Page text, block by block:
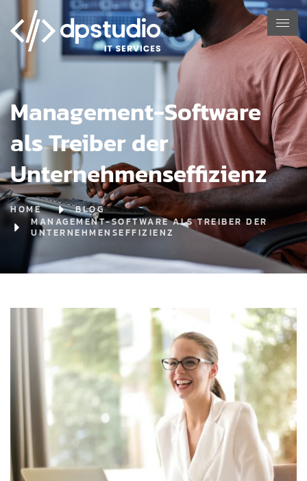
Management-Software
als Treiber der
Unternehmenseffizienz
HOME
BLOG
MANAGEMENT-SOFTWARE ALS TREIBER DER
UNTERNEHMENSEFFIZIENZ